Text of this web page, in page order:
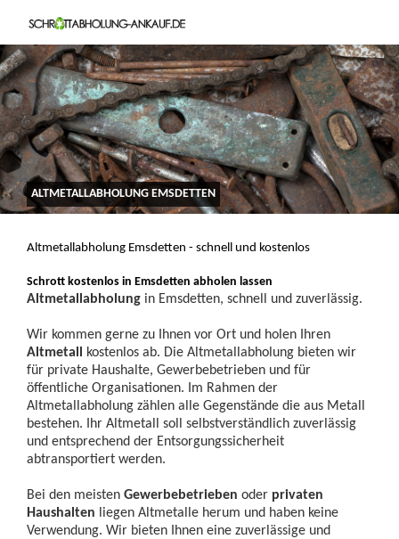
ALTMETALLABHOLUNG EMSDETTEN
Altmetallabholung Emsdetten - schnell und kostenlos
Schrott kostenlos in Emsdetten abholen lassen
Altmetallabholung in Emsdetten, schnell und zuverlässig.
Wir kommen gerne zu Ihnen vor Ort und holen Ihren
Altmetall
kostenlos ab. Die Altmetallabholung bieten wir
für private Haushalte, Gewerbebetrieben und für
öffentliche Organisationen. Im Rahmen der
Altmetallabholung zählen alle Gegenstände die aus Metall
bestehen. Ihr Altmetall soll selbstverständlich zuverlässig
und entsprechend der Entsorgungssicherheit
abtransportiert werden.
Bei den meisten Gewerbebetrieben oder privaten
Haushalten
liegen Altmetalle herum und haben keine
Verwendung. Wir bieten Ihnen eine zuverlässige und